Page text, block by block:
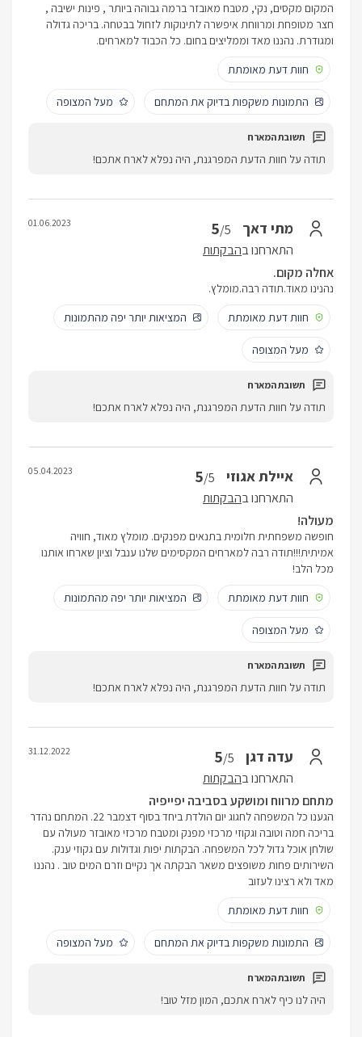
המקום מקסים, נקי, מטבח מאובזר ברמה גבוהה ביותר , פינות ישיבה ,
חצר מטופחת ומרווחת איפשרה לתינוקות לזחול בבטחה. בריכה גדולה
ומגודרת. נהננו מאד וממליצים בחום. כל הכבוד למארחים.
חוות דעת מאומתת
התמונות משקפות בדיוק את המתחם מעל המצופה
תודה על חוות הדעת המפרגנת, היה נפלא לארח אתכם!
מתי דאך 5/5
התארחנו בהבקתות
01.06.2023
אחלה מקום.
נהנינו מאוד.תודה רבה.מומלץ.
חוות דעת מאומתת
המציאות יותר יפה מהתמונות
מעל המצופה
תודה על חוות הדעת המפרגנת, היה נפלא לארח אתכם!
איילת אגוזי 5/5
התארחנו בהבקתות
05.04.2023
מעולה!
חופשה משפחתית חלומית בתנאים מפנקים. מומלץ מאוד, חוויה
אמיתית!!!תודה רבה למארחים המקסימים שלנו ענבל וציון שארחו אותנו
מכל הלב!
חוות דעת מאומתת
המציאות יותר יפה מהתמונות
מעל המצופה
תודה על חוות הדעת המפרגנת, היה נפלא לארח אתכם!
עדה דגן 5/5
התארחנו בהבקתות
31.12.2022
מתחם מרווח ומושקע בסביבה יפייפיה
הגענו כל המשפחה לחגוג יום הולדת ביחד בסוף דצמבר 22. המתחם נהדר
בריכה חמה וטובה וגקוזי מרכזי מפנק ומטבח מרכזי מאובזר מעולה עם
שולחן אוכל גדול לכל המשפחה. הבקתות יפות וגדולות עם גקוזי ענק.
השירותים פחות משופצים משאר הבקתה אך נקיים וזרם המים טוב . נהננו
מאד ולא רצינו לעזוב
חוות דעת מאומתת
התמונות משקפות בדיוק את המתחם מעל המצופה
היה לנו כיף לארח אתכם, המון מזל טוב!